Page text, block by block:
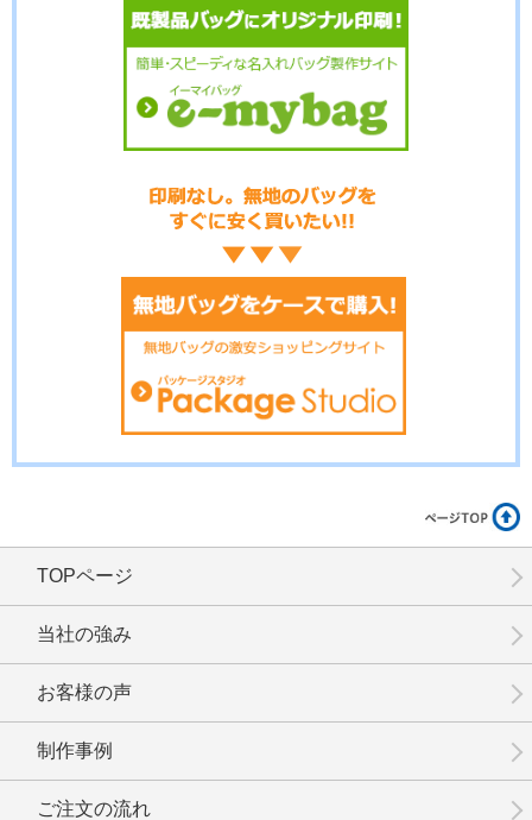
TOPページ
当社の強み
お客様の声
制作事例
ご注文の流れ